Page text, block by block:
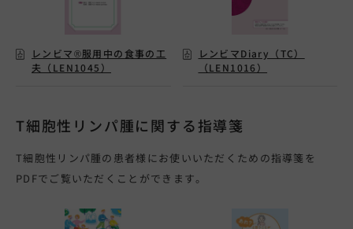
レンビマ®服用中の食事の工
夫（LEN1045）
レンビマDiary（TC）
（LEN1016）
T細胞性リンパ腫に関する指導箋
T細胞性リンパ腫の患者様にお使いいただくための指導箋を
PDFでご覧いただくことができます。